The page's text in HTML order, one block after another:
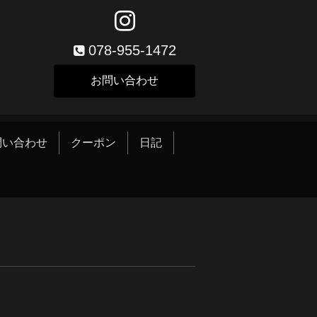
078-955-1472
お問い合わせ
合わせ クーポン 日記